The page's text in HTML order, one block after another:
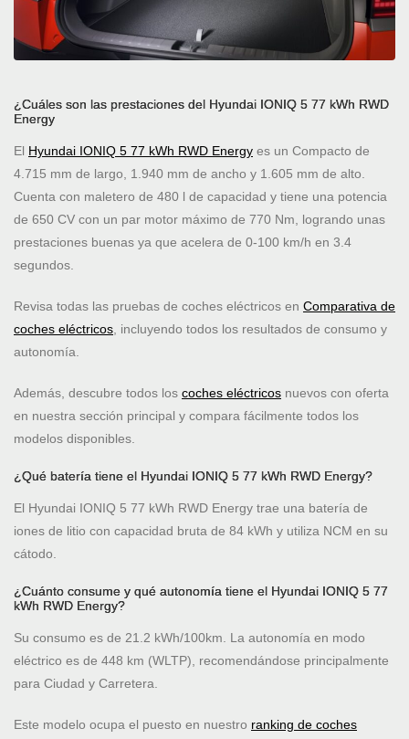
¿Cuáles son las prestaciones del Hyundai IONIQ 5 77 kWh RWD
Energy
El Hyundai IONIQ 5 77 kWh RWD Energy es un Compacto de
4.715 mm de largo, 1.940 mm de ancho y 1.605 mm de alto.
Cuenta con maletero de 480 l de capacidad y tiene una potencia
de 650 CV con un par motor máximo de 770 Nm, logrando unas
prestaciones buenas ya que acelera de 0-100 km/h en 3.4
segundos.
Revisa todas las pruebas de coches eléctricos en Comparativa de
coches eléctricos, incluyendo todos los resultados de consumo y
autonomía.
Además, descubre todos los coches eléctricos nuevos con oferta
en nuestra sección principal y compara fácilmente todos los
modelos disponibles.
¿Qué batería tiene el Hyundai IONIQ 5 77 kWh RWD Energy?
El Hyundai IONIQ 5 77 kWh RWD Energy trae una batería de
iones de litio con capacidad bruta de 84 kWh y utiliza NCM en su
cátodo.
¿Cuánto consume y qué autonomía tiene el Hyundai IONIQ 5 77
kWh RWD Energy?
Su consumo es de 21.2 kWh/100km. La autonomía en modo
eléctrico es de 448 km (WLTP), recomendándose principalmente
para Ciudad y Carretera.
Este modelo ocupa el puesto en nuestro ranking de coches